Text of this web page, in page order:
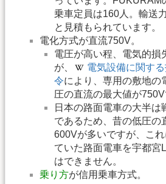
乗車定員は160人。輸送
と見積もられています。
電化方式が直流750V。
電圧が高い程、電気的損
が、
電気設備に関す
令により、専用の敷地の
圧の直流の最大値が750V
日本の路面電車の大半は
であるため、昔の低圧の
600Vが多いですが、こ
ていた路面電車を宇都宮
はできません。
乗り方が信用乗車方式。